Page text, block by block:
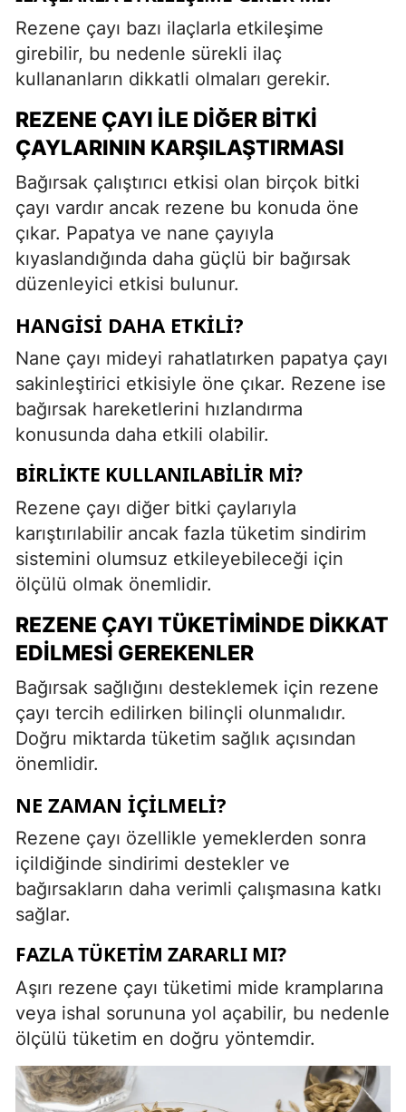
Rezene çayı bazı ilaçlarla etkileşime
girebilir, bu nedenle sürekli ilaç
kullananların dikkatli olmaları gerekir.
REZENE ÇAYI ILE DIĞER BITKI
ÇAYLARININ KARŞILAŞTIRMASI
Bağırsak çalıştırıcı etkisi olan birçok bitki
çayı vardır ancak rezene bu konuda öne
çıkar. Papatya ve nane çayıyla
kıyaslandığında daha güçlü bir bağırsak
düzenleyici etkisi bulunur.
HANGISI DAHA ETKILI?
Nane çayı mideyi rahatlatırken papatya çayı
sakinleştirici etkisiyle öne çıkar. Rezene ise
bağırsak hareketlerini hızlandırma
konusunda daha etkili olabilir.
BIRLIKTE KULLANILABILIR MI?
Rezene çayı diğer bitki çaylarıyla
karıştırılabilir ancak fazla tüketim sindirim
sistemini olumsuz etkileyebileceği için
ölçülü olmak önemlidir.
REZENE ÇAYI TÜKETIMINDE DIKKAT
EDILMESI GEREKENLER
Bağırsak sağlığını desteklemek için rezene
çayı tercih edilirken bilinçli olunmalıdır.
Doğru miktarda tüketim sağlık açısından
önemlidir.
NE ZAMAN İÇILMELI?
Rezene çayı özellikle yemeklerden sonra
içildiğinde sindirimi destekler ve
bağırsakların daha verimli çalışmasına katkı
sağlar.
FAZLA TÜKETIM ZARARLI MI?
Aşırı rezene çayı tüketimi mide kramplarına
veya ishal sorununa yol açabilir, bu nedenle
ölçülü tüketim en doğru yöntemdir.